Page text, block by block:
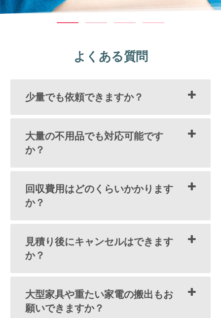
よくある質問
少量でも依頼できますか？
大量の不用品でも対応可能です
か？
回収費用はどのくらいかかります
か？
見積り後にキャンセルはできます
か？
大型家具や重たい家電の搬出もお
願いできますか？